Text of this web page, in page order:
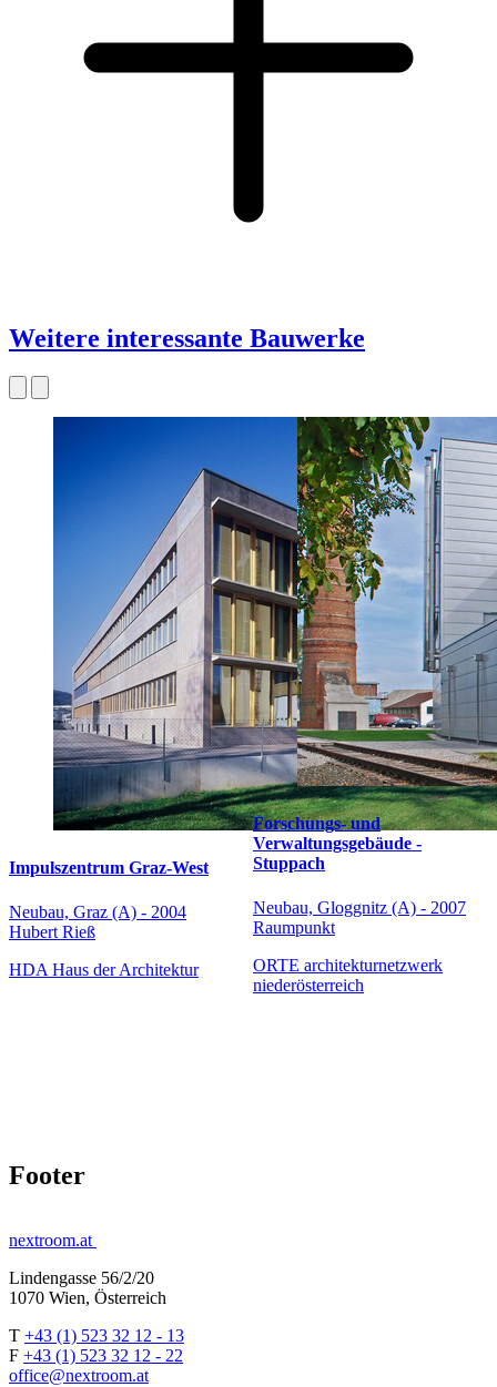
Weitere interessante Bauwerke
Impulszentrum Graz-West
Neubau, Graz (A) - 2004
Hubert Rieß
HDA Haus der Architektur
Forschungs- und
Verwaltungsgebäude -
Stuppach
Neubau, Gloggnitz (A) - 2007
Raumpunkt
ORTE architekturnetzwerk
niederösterreich
Footer
nextroom.at
Lindengasse 56/2/20
1070 Wien, Österreich
T +43 (1) 523 32 12 - 13
F +43 (1) 523 32 12 - 22
office@nextroom.at